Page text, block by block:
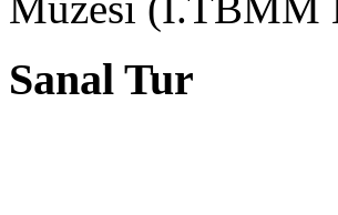
Sanal Tur